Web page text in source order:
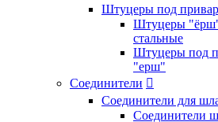
Штуцеры под
Штуцеры
стальные
Штуцеры под
"ерш"
Соединители 
Соединители для
Соединители